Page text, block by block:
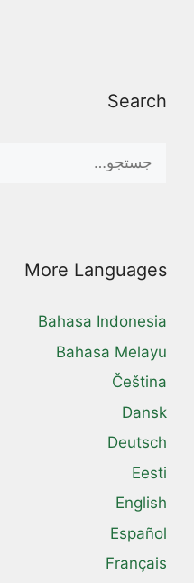
Search
More Languages
Bahasa Indonesia
Bahasa Melayu
Čeština
Dansk
Deutsch
Eesti
English
Español
Français